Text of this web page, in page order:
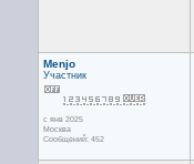
Menjo
Участник
с янв 2025
Москва
Сообщений: 452